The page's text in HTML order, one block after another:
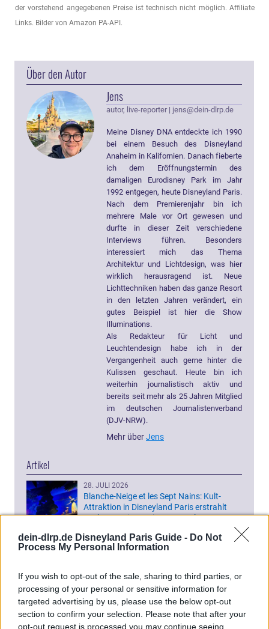
dein-dlrp.de Disneyland Paris Guide - Do Not
Process My Personal Information
If you wish to opt-out of the sale, sharing to third parties, or
processing of your personal or sensitive information for
targeted advertising by us, please use the below opt-out
section to confirm your selection. Please note that after your
opt-out request is processed you may continue seeing
der vorstehend angegebenen Preise ist technisch nicht möglich. Affiliate
Links. Bilder von Amazon PA-API.
Über den Autor
Jens
autor, live-reporter | jens@dein-dlrp.de
Meine Disney DNA entdeckte ich 1990
bei einem Besuch des Disneyland
Anaheim in Kalifornien. Danach fieberte
ich dem Eröffnungstermin des
damaligen Eurodisney Park im Jahr
1992 entgegen, heute Disneyland Paris.
Nach dem Premierenjahr bin ich
mehrere Male vor Ort gewesen und
durfte in dieser Zeit verschiedene
Interviews führen. Besonders
interessiert mich das Thema
Architektur und Lichtdesign, was hier
wirklich herausragend ist. Neue
Lichttechniken haben das ganze Resort
in den letzten Jahren verändert, ein
gutes Beispiel ist hier die Show
Illuminations.
Als Redakteur für Licht und
Leuchtendesign habe ich in der
Vergangenheit auch gerne hinter die
Kulissen geschaut. Heute bin ich
weiterhin journalistisch aktiv und
bereits seit mehr als 25 Jahren Mitglied
im deutschen Journalistenverband
(DJV-NRW).
Mehr überJens
Artikel
28. JULI 2026
Blanche-Neige et les Sept Nains: Kult-
Attraktion in Disneyland Paris erstrahlt
nach Renovierung in neuem Glanz
18. JULI 2026
14. JULI 2026
Fundsachen: Was in Disneyland Paris mit